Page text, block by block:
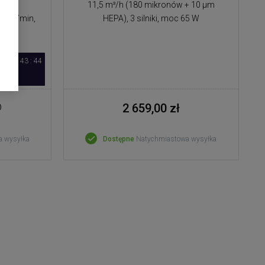
m/min,
49 : 43 : 43
wysyłka
11,5 m³/h (180 mikronów + 10 μm
HEPA), 3 silniki, moc 65 W
2 659,00 zł
Dostępne Natychmiastowa wysyłka